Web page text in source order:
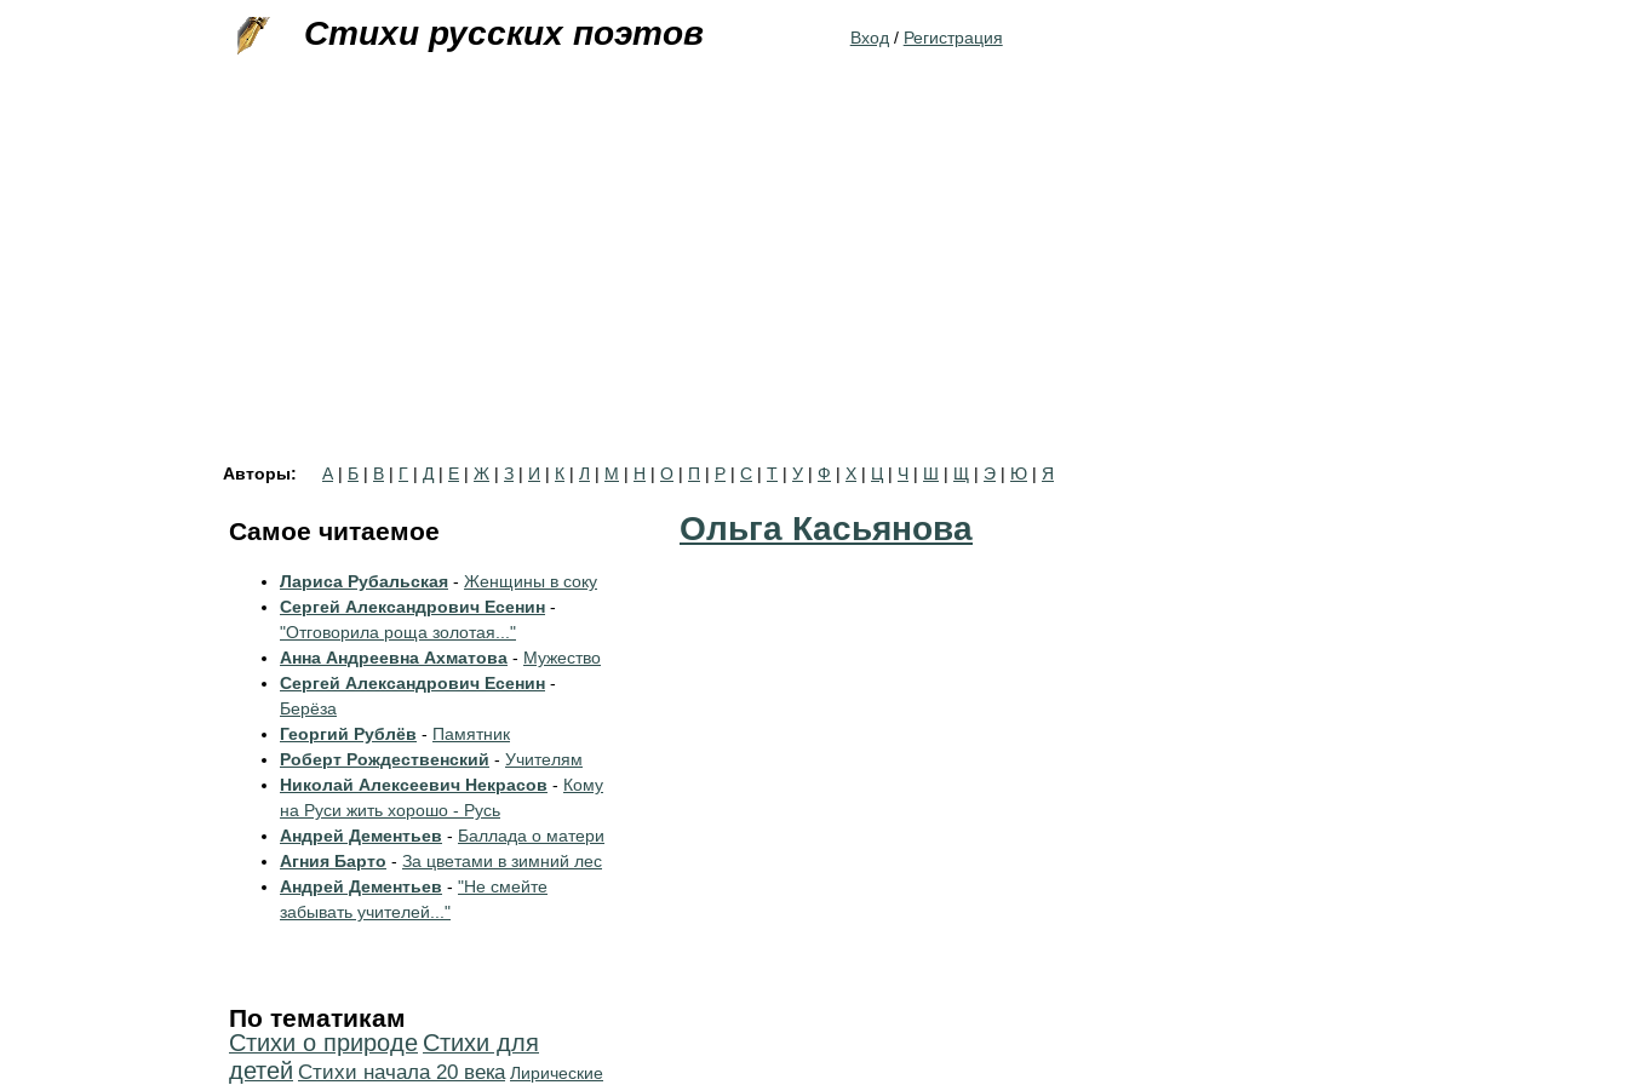
Стихи русских поэтов Вход / Регистрация
Авторы: А | Б | В | Г | Д | Е | Ж | З | И | К | Л | М | Н | О | П | Р | С | Т | У | Ф | Х | Ц | Ч | Ш | Щ | Э | Ю | Я
Ольга Касьянова
Самое читаемое
Лариса Рубальская - Женщины в соку
Сергей Александрович Есенин -
"Отговорила роща золотая..."
Анна Андреевна Ахматова - Мужество
Сергей Александрович Есенин -
Берёза
Георгий Рублёв - Памятник
Роберт Рождественский - Учителям
Николай Алексеевич Некрасов - Кому
на Руси жить хорошо - Русь
Андрей Дементьев - Баллада о матери
Агния Барто - За цветами в зимний лес
Андрей Дементьев - "Не смейте
забывать учителей..."
По тематикам
Стихи о природе Стихи для
детей Cтихи начала 20 века Лирические